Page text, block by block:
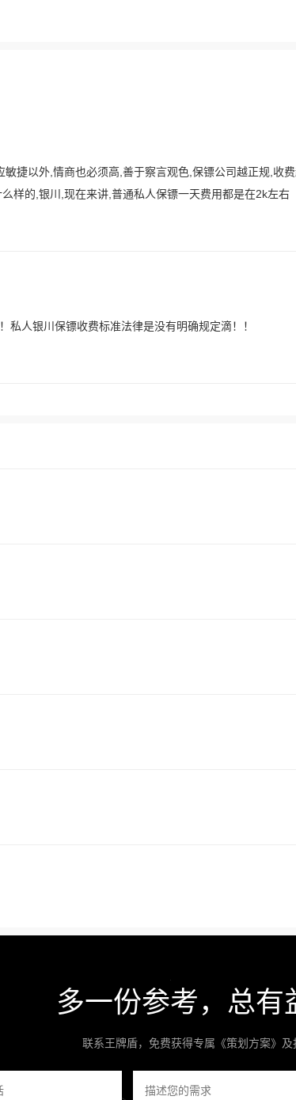
捷以外,情商也必须高,善于察言观色,保镖公司越正规,收
样的,银川,现在来讲,普通私人保镖一天费用都是在2k左右
人银川保镖收费标准法律是没有明确规定滴！！
多一份参考，总有
联系王牌盾，免费获得专属《策划方案》及